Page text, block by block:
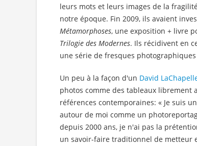
leurs mots et leurs images de la
notre époque. Fin 2009, ils avaient
Métamorphoses, une exposition + livre
Trilogie des Modernes. Ils récidivent en
une série de fresques
Un peu à la façon d'un David
photos comme des tableaux
références contemporaines: « Je suis
autour de moi comme un
depuis 2000 ans, je n'ai pas la
un savoir-faire traditionnel de metteur